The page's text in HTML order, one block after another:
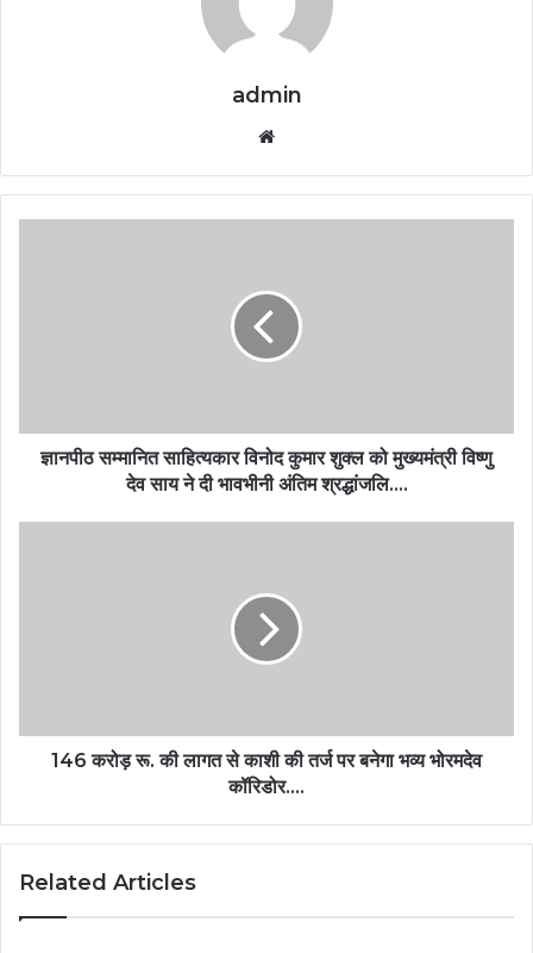
admin
ज्ञानपीठ सम्मानित साहित्यकार विनोद कुमार शुक्ल को मुख्यमंत्री विष्णु
देव साय ने दी भावभीनी अंतिम श्रद्धांजलि….
146 करोड़ रू. की लागत से काशी की तर्ज पर बनेगा भव्य भोरमदेव
कॉरिडोर….
Related Articles